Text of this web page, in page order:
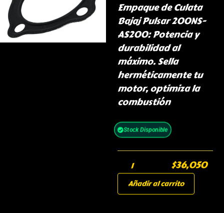
Empaque de Culata
Bajaj Pulsar 200NS-
AS200: Potencia y
durabilidad al
máximo. Sella
herméticamente tu
motor, optimiza la
combustión
Stock Disponible
$36,050
Añadir al carrito